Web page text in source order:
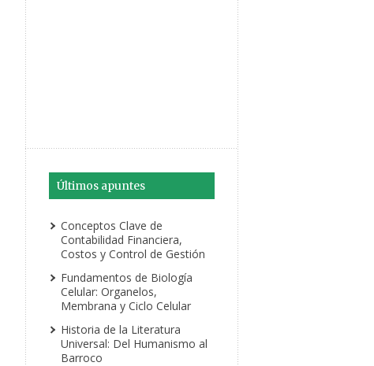
Últimos apuntes
Conceptos Clave de
Contabilidad Financiera,
Costos y Control de Gestión
Fundamentos de Biología
Celular: Organelos,
Membrana y Ciclo Celular
Historia de la Literatura
Universal: Del Humanismo al
Barroco